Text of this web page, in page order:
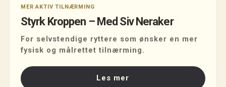
MER AKTIV TILNÆRMING
Styrk Kroppen – Med Siv Neraker
For selvstendige ryttere som ønsker en mer
fysisk og målrettet tilnærming.
Les mer